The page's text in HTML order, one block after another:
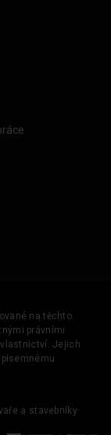
na těchto
právními
Jejich
a stavebníky